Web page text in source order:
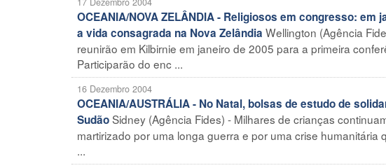
OCEANIA/NOVA ZELÂNDIA - Religiosos em congresso:
a vida consagrada na Nova Zelândia Wellington (Agência
reunirão em Kilbirnie em janeiro de 2005 para a primeira
Participarão do enc ...
16 Dezembro 2004
OCEANIA/AUSTRÁLIA - No Natal, bolsas de estudo de
SudãoSidney (Agência Fides) - Milhares de crianças
martirizado por uma longa guerra e por uma crise
...